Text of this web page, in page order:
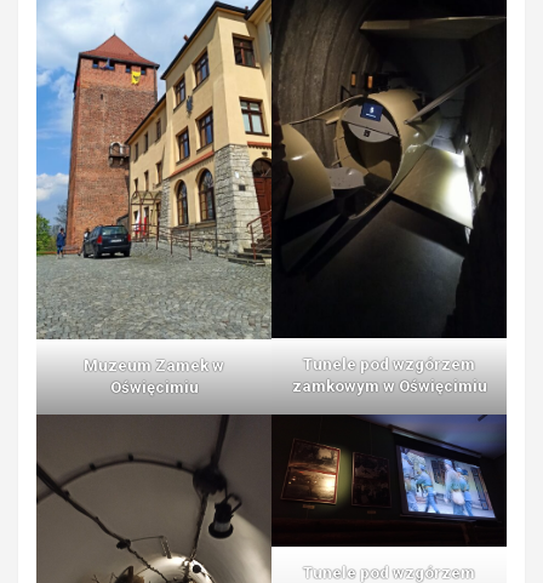
Muzeum Zamek w
Oświęcimiu
Tunele pod wzgórzem
zamkowym w Oświęcimiu
Tunele pod wzgórzem